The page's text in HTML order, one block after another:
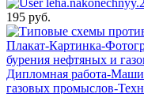
195 руб.